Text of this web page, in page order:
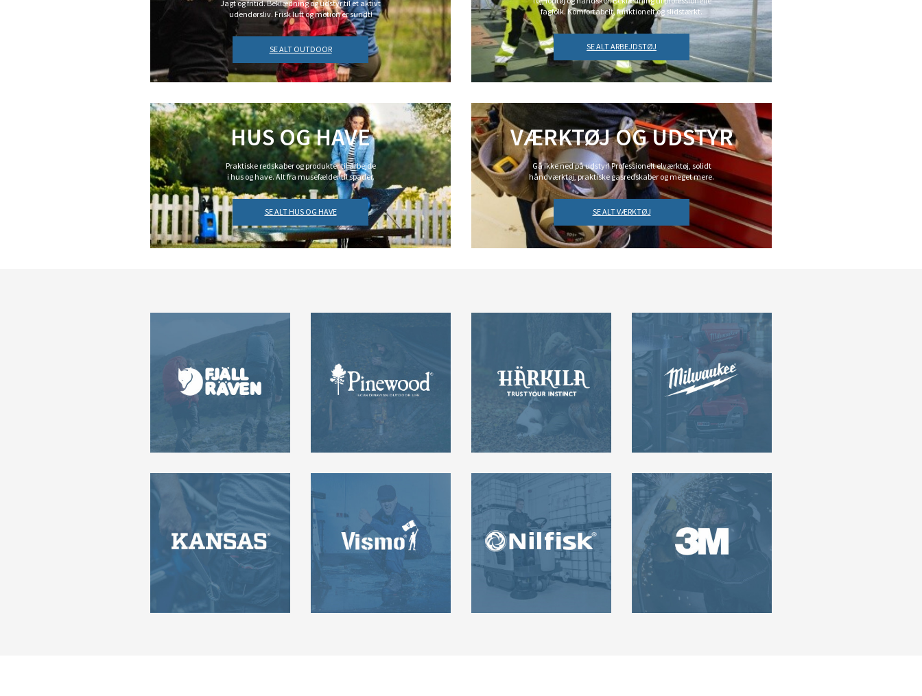
Jagt og fritid. Beklædning og udstyr til et aktivt
udendørsliv. Frisk luft og motion er sundt!
SE ALT OUTDOOR
HUS OG HAVE
Praktiske redskaber og produkter til arbejde
i hus og have. Alt fra musefælder til spader.
SE ALT HUS OG HAVE
fagfolk. Komfortabelt, funktionelt og slidstærkt.
SE ALT ARBEJDSTØJ
VÆRKTØJ OG UDSTYR
Gå ikke ned på udstyr! Professionelt elværktøj, solidt
håndværktøj, praktiske gasredskaber og meget mere.
SE ALT VÆRKTØJ